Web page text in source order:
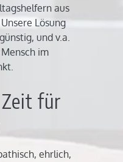
aus
Lösung
und v.a.
im
für
ehrlich,